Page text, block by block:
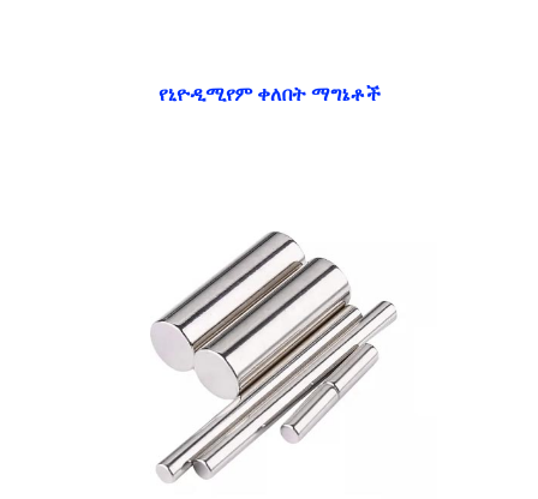
የኒዮዲሚየም ቀለበት ማግኔቶች